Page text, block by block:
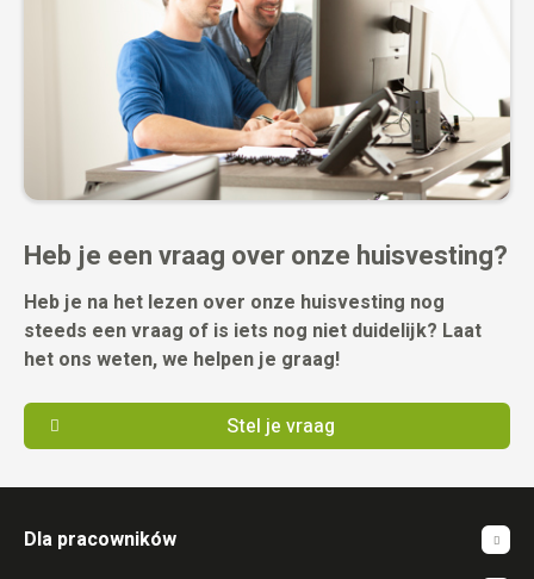
Heb je een vraag over onze huisvesting?
Heb je na het lezen over onze huisvesting nog
steeds een vraag of is iets nog niet duidelijk? Laat
het ons weten, we helpen je graag!
Stel je vraag
Dla pracowników